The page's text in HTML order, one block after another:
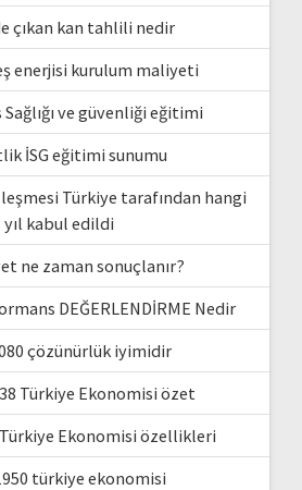
çıkan kan tahlili nedir
enerjisi kurulum maliyeti
ve güvenliği eğitimi
İSG eğitimi sunumu
Türkiye tarafından hangi
yıl kabul edildi
ne zaman sonuçlanır?
DEĞERLENDİRME Nedir
çözünürlük iyimidir
Türkiye Ekonomisi özet
Türkiye Ekonomisi özellikleri
türkiye ekonomisi